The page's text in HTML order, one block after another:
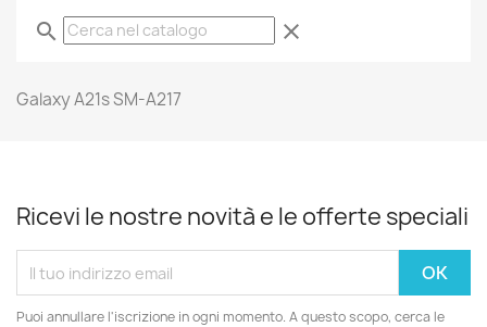
search clear
Galaxy A21s SM-A217
Ricevi le nostre novità e le offerte speciali
Puoi annullare l'iscrizione in ogni momento. A questo scopo, cerca le